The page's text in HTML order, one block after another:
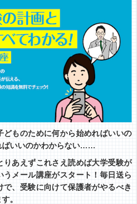
どものために何から始めればいいの
ばいいのかわからない……
りあえずこれさえ読めば大学受験が
うメール講座がスタート！毎日送ら
で、受験に向けて保護者がやるべき
。